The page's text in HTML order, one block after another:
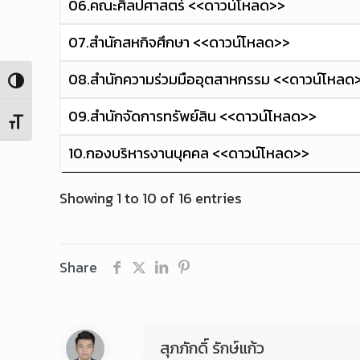
Toggle High Contrast
Toggle Font size
06.คณะศิลปศาสตร์ <<ดาวน์โหลด>>
07.สำนักสหกิจศึกษา <<ดาวน์โหลด>>
08.สำนักความร่วมมืออุตสาหกรรม <<ดาวน์โหลด
09.สำนักจัดการทรัพย์สิน <<ดาวน์โหลด>>
10.กองบริหารงานบุคคล <<ดาวน์โหลด>>
Showing 1 to 10 of 16 entries
Share
สุภภักดิ์ รักษ์แก้ว